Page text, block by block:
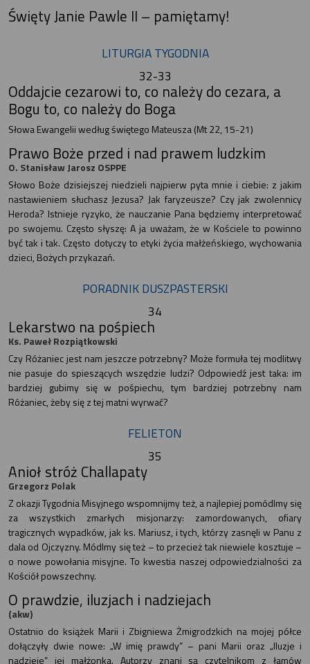
Święty Janie Pawle II – pamiętamy!
LITURGIA TYGODNIA
32-33
Oddajcie cezarowi to, co należy do cezara, a
Bogu to, co należy do Boga
Słowa Ewangelii według świętego Mateusza (Mt 22, 15-21)
Prawo Boże przed i nad prawem ludzkim
O. Stanisław Jarosz OSPPE
Słowo Boże dzisiejszej niedzieli najpierw pyta mnie i ciebie: z jakim
nastawieniem słuchasz Jezusa? Jak faryzeusze? Czy jak zwolennicy
Heroda? Istnieje ryzyko, że nauczanie Pana będziemy interpretować
po swojemu. Często słyszę: A ja uważam, że w Kościele to powinno
być tak i tak. Często dotyczy to etyki życia małżeńskiego, wychowania
dzieci, Bożych przykazań.
PORADNIK DUSZPASTERSKI
34
Lekarstwo na pośpiech
Ks. Paweł Rozpiątkowski
Czy Różaniec jest nam jeszcze potrzebny? Może formuła tej modlitwy
nie pasuje do spieszących wszędzie ludzi? Odpowiedź jest taka: im
bardziej gubimy się w pośpiechu, tym bardziej potrzebny nam
Różaniec, żeby się z tej matni wyrwać?
FELIETON
35
Anioł stróż Challapaty
Grzegorz Polak
Z okazji Tygodnia Misyjnego wspomnijmy też, a najlepiej pomódlmy się
za wszystkich zmarłych misjonarzy: zamordowanych, ofiary
tragicznych wypadków, jak ks. Mariusz, i tych, którzy zasnęli w Panu z
dala od Ojczyzny. Módlmy się też – to przecież tak niewiele kosztuje –
o nowe powołania misyjne. To kwestia naszej odpowiedzialności za
Kościół powszechny.
O prawdzie, iluzjach i nadziejach
(akw)
Ostatnio do książek Marii i Zbigniewa Żmigrodzkich na mojej półce
dołączyły dwie nowe: „W imię prawdy” – pani Marii oraz „Iluzje i
nadzieje” jej małżonka. Autorzy znani są czytelnikom z łamów